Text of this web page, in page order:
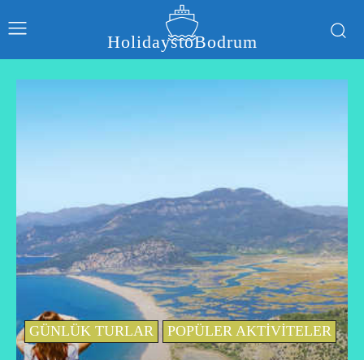
HolidaystoBodrum
GÜNLÜK TURLAR POPÜLER AKTIVITELER